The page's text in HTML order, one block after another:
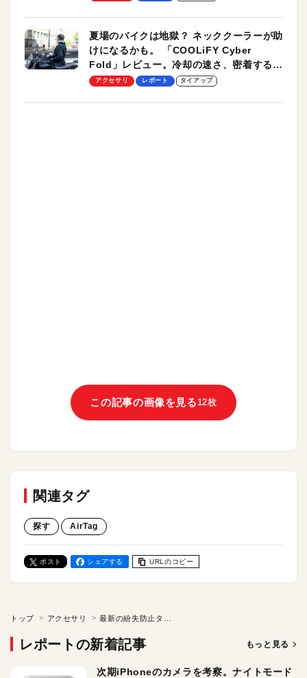
夏場のバイクは地獄？ ネッククーラーが助
けになるかも。 「COOLiFY Cyber
Fold」レビュー。冷却の速さ、密着する冷
却プレート、シンプルな操作性がグッド！
アクセサリ レポート タイアップ
この記事の画像を見る 12枚
関連タグ
探す AirTag
ポスト シェアする URLのコピー
トップ アクセサリ
レポートの新着記事 もっと見る
次期iPhoneのカメラを考察。ナイトモード